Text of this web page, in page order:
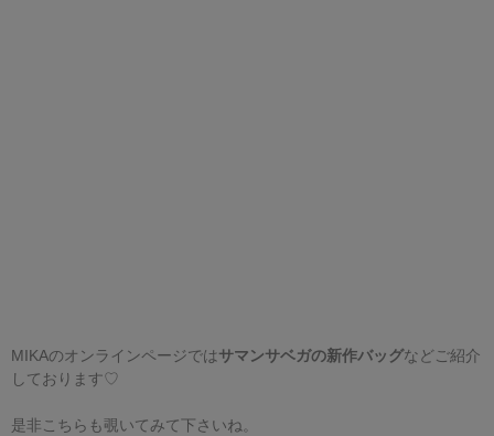
MIKAのオンラインページではサマンサベガの新作バッグなどご紹介
しております♡
是非こちらも覗いてみて下さいね。